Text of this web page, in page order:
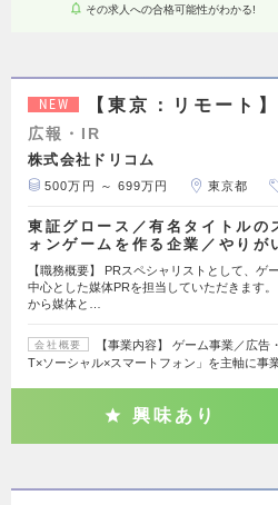
その求人への合格可能性がわかる!
NEW 【東京：リモート
広報・IR
株式会社ドリコム
500万円 ～ 699万円 東京都
東証グロース／有名タイトルの
ォンゲームを作る企業／やり
【職務概要】 PRスペシャリストとして、ゲ
中心とした媒体PRを担当していただきます
から媒体と…
会社概要
【事業内容】 ゲーム事業／広
T×ソーシャル×スマートフォン」を主軸に事
興味あり